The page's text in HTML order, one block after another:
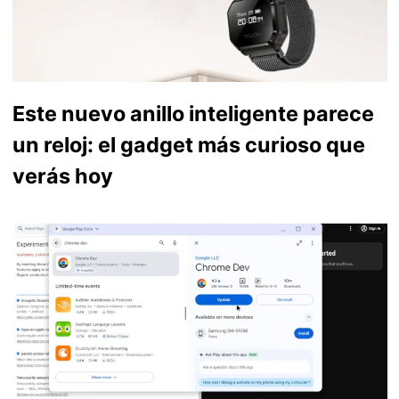
Este nuevo anillo inteligente parece
un reloj: el gadget más curioso que
verás hoy